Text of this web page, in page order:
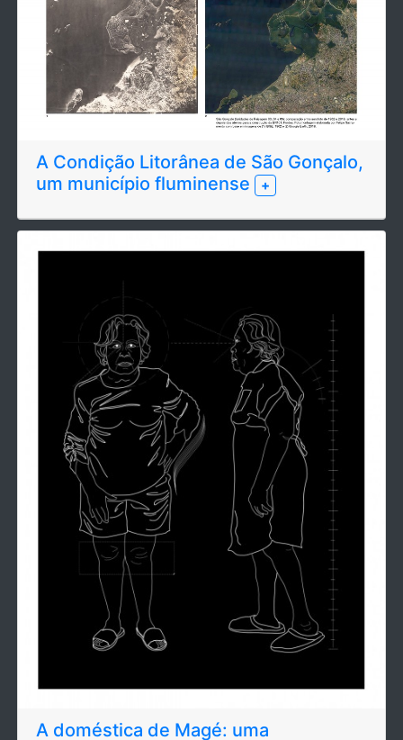
A Condição Litorânea de São Gonçalo,
um município fluminense
+
A doméstica de Magé: uma